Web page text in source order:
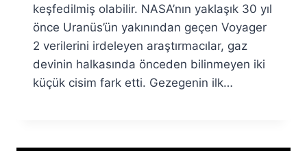
keşfedilmiş olabilir. NASA’nın yaklaşık 30 yıl
önce Uranüs’ün yakınından geçen Voyager
2 verilerini irdeleyen araştırmacılar, gaz
devinin halkasında önceden bilinmeyen iki
küçük cisim fark etti. Gezegenin ilk…